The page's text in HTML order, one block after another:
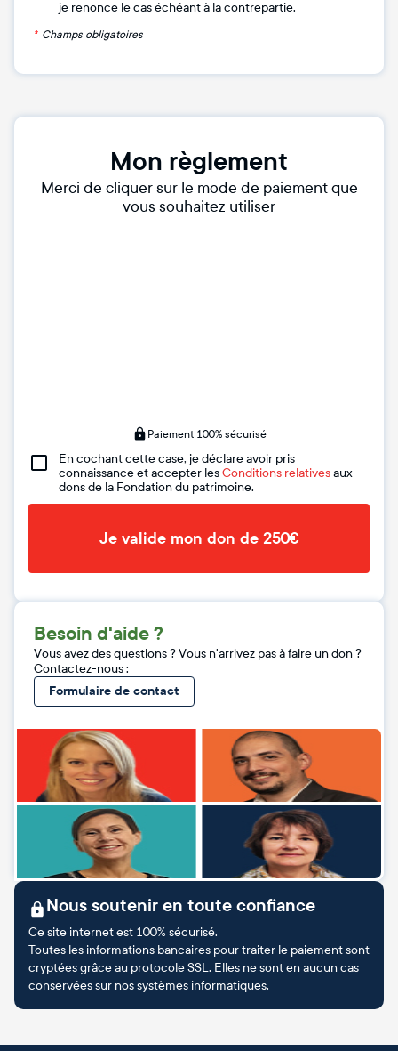
je renonce le cas échéant à la contrepartie.
* Champs obligatoires
Mon règlement
Merci de cliquer sur le mode de paiement que
vous souhaitez utiliser
Paiement 100% sécurisé
En cochant cette case, je déclare avoir pris
connaissance et accepter lesConditions relativesaux
dons de la Fondation du patrimoine.
Je valide mon don de 250€
Besoin d'aide ?
Vous avez des questions ? Vous n'arrivez pas à faire un don ?
Contactez-nous :
Formulaire de contact
Nous soutenir en toute confiance
Ce site internet est 100% sécurisé.
Toutes les informations bancaires pour traiter le paiement sont
cryptées grâce au protocole SSL. Elles ne sont en aucun cas
conservées sur nos systèmes informatiques.